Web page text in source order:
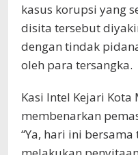
kasus korupsi yang
disita tersebut
dengan tindak
oleh para tersangka.
Kasi Intel Kejari
membenarkan
“Ya, hari ini